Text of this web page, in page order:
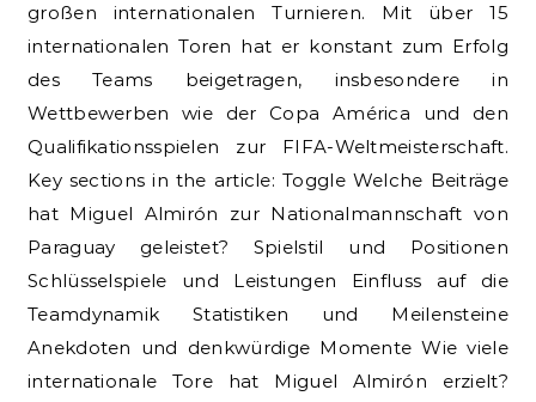
großen internationalen Turnieren. Mit über 15
internationalen Toren hat er konstant zum Erfolg
des Teams beigetragen, insbesondere in
Wettbewerben wie der Copa América und den
Qualifikationsspielen zur FIFA-Weltmeisterschaft.
Key sections in the article: Toggle Welche Beiträge
hat Miguel Almirón zur Nationalmannschaft von
Paraguay geleistet? Spielstil und Positionen
Schlüsselspiele und Leistungen Einfluss auf die
Teamdynamik Statistiken und Meilensteine
Anekdoten und denkwürdige Momente Wie viele
internationale Tore hat Miguel Almirón erzielt?